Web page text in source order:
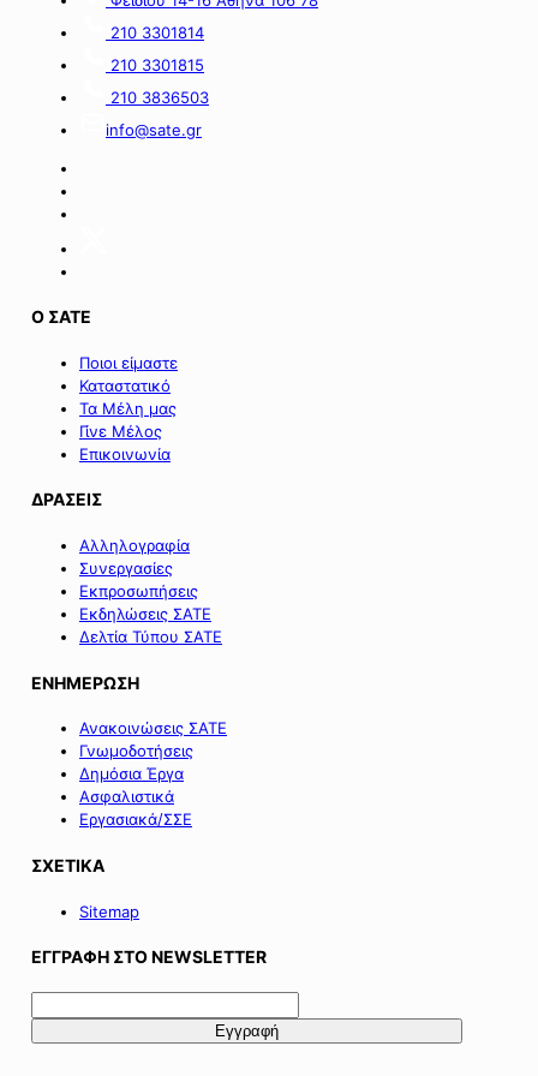
πόρους
Πράσινου
Ταμείου».
ειδικού
στήριξης
210 3301814
210 3301815
210 3836503
info@sate.gr
Ο ΣΑΤΕ
Ποιοι είμαστε
Καταστατικό
Τα Μέλη μας
Γίνε Μέλος
Επικοινωνία
ΔΡΑΣΕΙΣ
Αλληλογραφία
Συνεργασίες
Εκπροσωπήσεις
Εκδηλώσεις ΣΑΤΕ
Δελτία Τύπου ΣΑΤΕ
ΕΝΗΜΕΡΩΣΗ
Ανακοινώσεις ΣΑΤΕ
Γνωμοδοτήσεις
Δημόσια Έργα
Ασφαλιστικά
Εργασιακά/ΣΣΕ
ΣΧΕΤΙΚΑ
Sitemap
ΕΓΓΡΑΦΗ ΣΤΟ NEWSLETTER